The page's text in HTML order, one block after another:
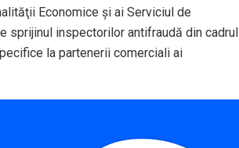
Economice și ai Serviciul de
sprijinul inspectorilor antifraudă din cadrul
la partenerii comerciali ai